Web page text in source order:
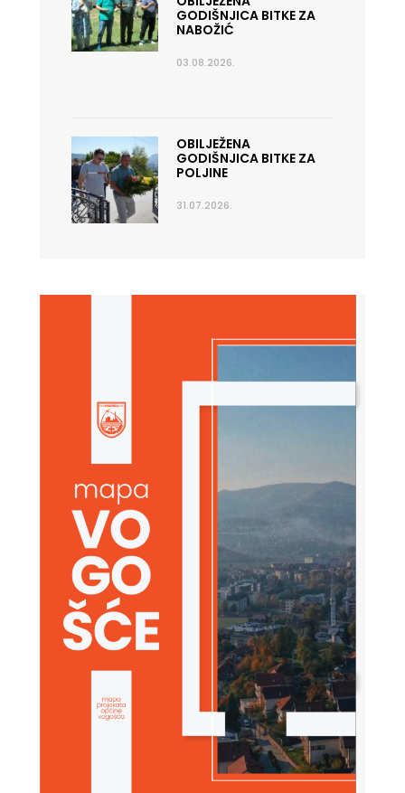
GODIŠNJICA BITKE ZA
NABOŽIĆ
03.08.2026.
OBILJEŽENA
GODIŠNJICA BITKE ZA
POLJINE
31.07.2026.